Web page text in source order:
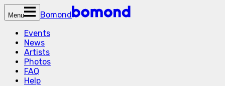
Menu
Bomond
Events
News
Artists
Photos
FAQ
Help